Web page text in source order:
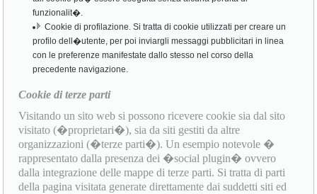
funzionalit�.
Cookie di profilazione. Si tratta di cookie utilizzati per creare un
profilo dell�utente, per poi inviargli messaggi pubblicitari in linea
con le preferenze manifestate dallo stesso nel corso della
precedente navigazione.
Cookie di terze parti
Visitando un sito web si possono ricevere cookie sia dal sito
visitato (�proprietari�), sia da siti gestiti da altre
organizzazioni (�terze parti�). Un esempio notevole �
rappresentato dalla presenza dei �social plugin� ovvero
dalla integrazione delle mappe di terze parti. Si tratta di parti
della pagina visitata generate direttamente dai suddetti siti ed